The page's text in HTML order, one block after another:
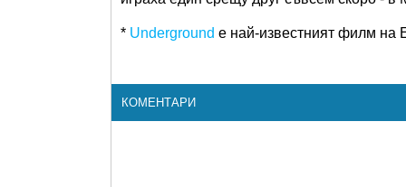
* Underground e най-известният филм на
КОМЕНТАРИ